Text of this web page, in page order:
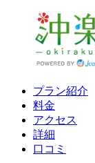
プラン紹介
料金
アクセス
詳細
口コミ